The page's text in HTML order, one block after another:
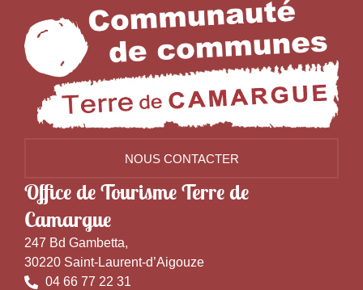
NOUS CONTACTER
Office de Tourisme Terre de
Camargue
247 Bd Gambetta,
30220 Saint-Laurent-d’Aigouze
04 66 77 22 31